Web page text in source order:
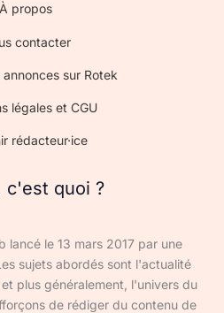
À propos
contacter
sur Rotek
légales et CGU
rédacteur·ice
c'est quoi ?
lancé le 13 mars 2017 par une
sujets abordés sont l'actualité
plus généralement, l'univers du
de rédiger du contenu de